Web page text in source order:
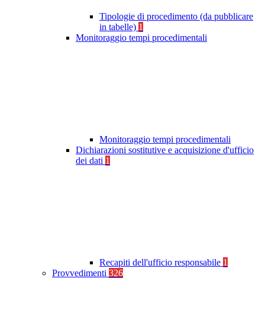
Tipologie di procedimento (da pubblicare
in tabelle) 1
Monitoraggio tempi procedimentali
Monitoraggio tempi procedimentali
Dichiarazioni sostitutive e acquisizione d'ufficio
dei dati 1
Recapiti dell'ufficio responsabile 1
Provvedimenti 326